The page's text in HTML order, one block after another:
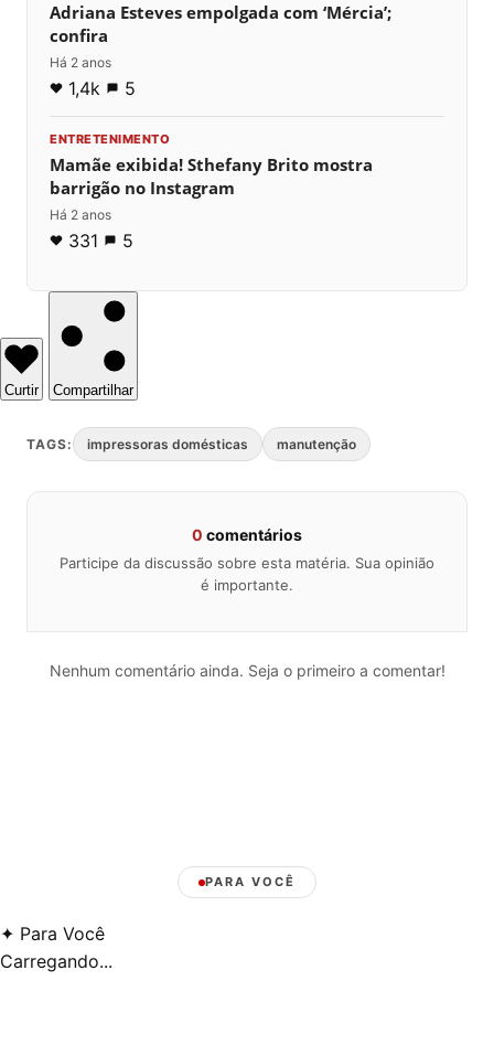
Adriana Esteves empolgada com ‘Mércia’;
confira
Há 2 anos
1,4k 5
ENTRETENIMENTO
Mamãe exibida! Sthefany Brito mostra
barrigão no Instagram
Há 2 anos
331 5
Curtir Compartilhar
TAGS: impressoras domésticas manutenção
0 comentários
Participe da discussão sobre esta matéria. Sua opinião
é importante.
Nenhum comentário ainda. Seja o primeiro a comentar!
PARA VOCÊ
✦ Para Você
Carregando...